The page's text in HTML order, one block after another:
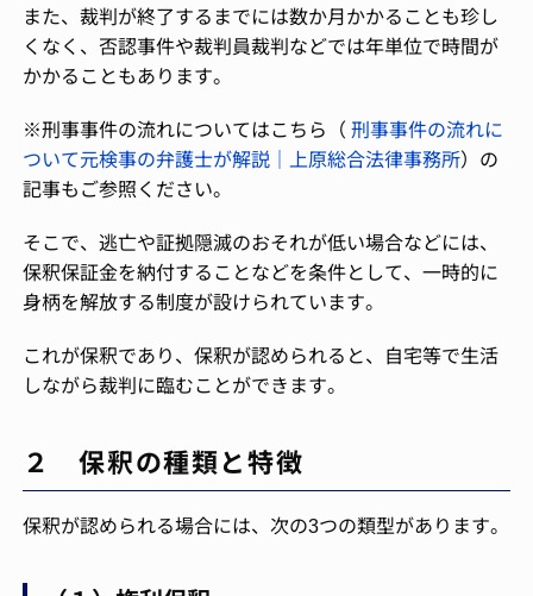
また、裁判が終了するまでには数か月かかることも珍し
くなく、否認事件や裁判員裁判などでは年単位で時間が
かかることもあります。
※刑事事件の流れについてはこちら（刑事事件の流れに
ついて元検事の弁護士が解説｜上原総合法律事務所）の
記事もご参照ください。
そこで、逃亡や証拠隠滅のおそれが低い場合などには、
保釈保証金を納付することなどを条件として、一時的に
身柄を解放する制度が設けられています。
これが保釈であり、保釈が認められると、自宅等で生活
しながら裁判に臨むことができます。
２ 保釈の種類と特徴
保釈が認められる場合には、次の3つの類型があります。